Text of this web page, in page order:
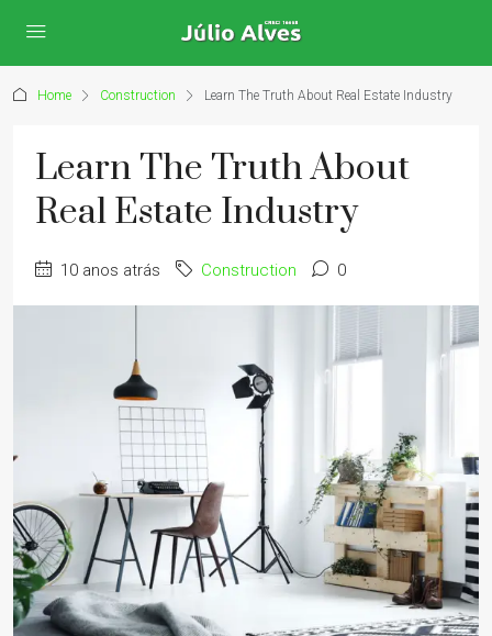
Home Construction Learn The Truth About Real Estate Industry
Learn The Truth About
Real Estate Industry
10 anos atrás Construction 0